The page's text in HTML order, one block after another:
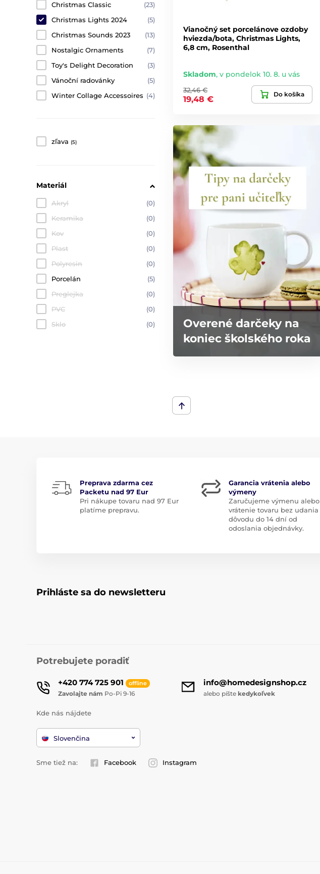
Christmas Classic
(23)
Christmas Lights 2024
(5)
Christmas Sounds 2023
(13)
Nostalgic Ornaments
(7)
Toy's Delight Decoration
(3)
Vánoční radovánky
(5)
Winter Collage Accessoires (4)
zľava (5)
Materiál
Akryl
(0)
Keramika
(0)
Kov
(0)
Plast
(0)
Polyresin
(0)
Porcelán
(5)
Preglejka
(0)
PVC
(0)
Sklo
(0)
Vianočný set porcelánove ozdoby
hviezda/bota, Christmas Lights,
6,8 cm, Rosenthal
Skladom, v pondelok 10. 8. u vás
32,46 €
19,48 €
Do košíka
Overené darčeky na
koniec školského roka
Preprava zdarma cez
Packetu nad 97 Eur
Pri nákupe tovaru nad 97 Eur
platíme prepravu.
Garancia vrátenia alebo
výmeny
Zaručujeme výmenu alebo
vrátenie tovaru bez udania
dôvodu do 14 dní od
odoslania objednávky.
Prihláste sa do newsletteru
Potrebujete poradiť
+420 774 725 901 offline
Zavolajte nám Po-Pi 9-16
info@homedesignshop.cz
alebo píšte kedykoľvek
Kde nás nájdete
Slovenčina
Sme tiež na: Facebook Instagram